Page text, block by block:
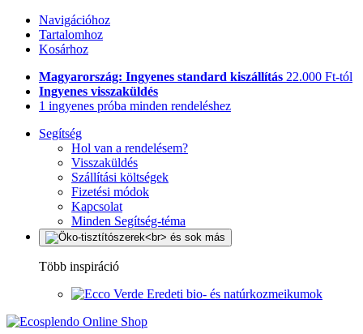
Navigációhoz
Tartalomhoz
Kosárhoz
Magyarország: Ingyenes standard kiszállítás 22.000 Ft-tól
Ingyenes visszaküldés
1 ingyenes próba minden rendeléshez
Segítség
Hol van a rendelésem?
Visszaküldés
Szállítási költségek
Fizetési módok
Kapcsolat
Minden Segítség-téma
Több inspiráció
Eredeti bio- és natúrkozmeikumok